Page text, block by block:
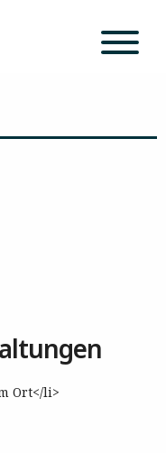
Ort</li>